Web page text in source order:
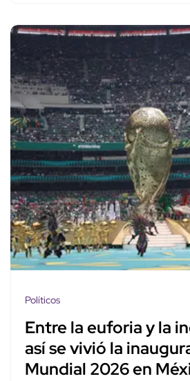
Políticos
Entre la euforia y la
así se vivió la
Mundial 2026 en